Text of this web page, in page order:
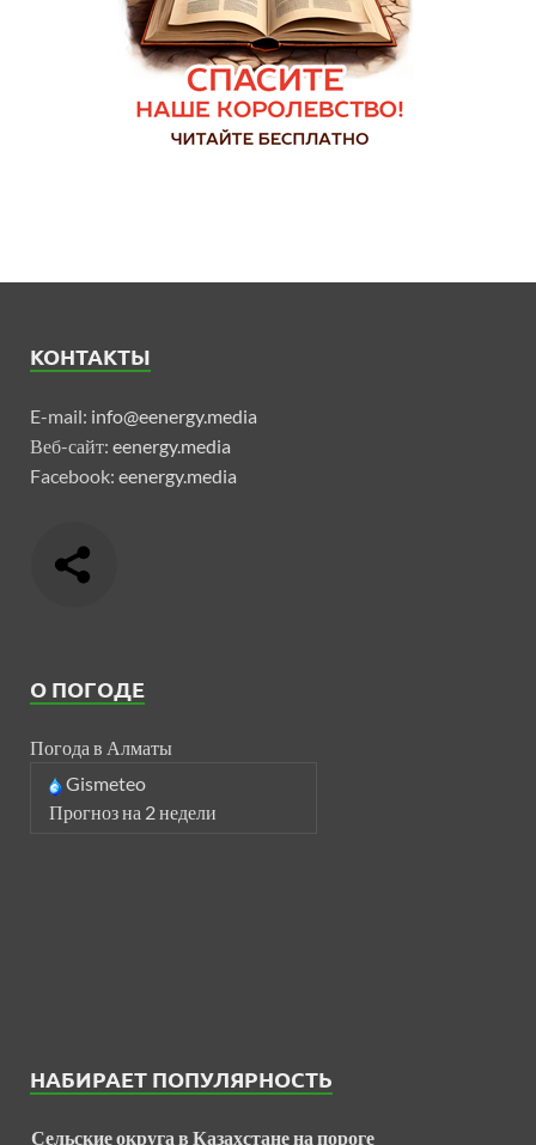
КОНТАКТЫ
E-mail: info@eenergy.media
Веб-сайт: eenergy.media
Facebook: eenergy.media
О ПОГОДЕ
Погода в Алматы
Gismeteo
Прогноз на 2 недели
НАБИРАЕТ ПОПУЛЯРНОСТЬ
Сельские округа в Казахстане на пороге